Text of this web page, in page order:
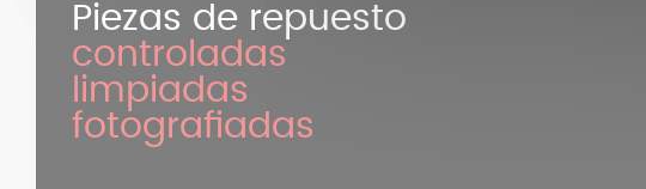
Piezas de repuesto
controladas
limpiadas
fotografiadas